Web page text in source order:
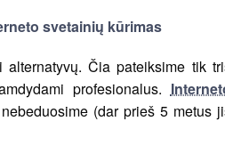
esminiai
patarimai
Čia pateiksime tik
profesionalus.
(dar prieš 5 metus